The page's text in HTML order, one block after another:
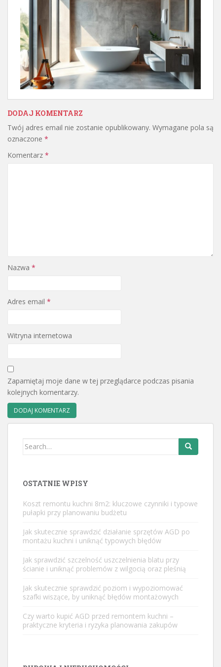
DODAJ KOMENTARZ
Twój adres email nie zostanie opublikowany. Wymagane pola są
oznaczone *
Komentarz *
Nazwa *
Adres email *
Witryna internetowa
Zapamiętaj moje dane w tej przeglądarce podczas pisania
kolejnych komentarzy.
Search
OSTATNIE WPISY
Koszt remontu kuchni 8m2: kluczowe czynniki i typowe
pułapki przy planowaniu budżetu
Jak skutecznie sprawdzić działanie sprzętów AGD po
montażu kuchni i uniknąć typowych błędów
Jak sprawdzić szczelność uszczelnienia blatu przy
ścianie i uniknąć problemów z wilgocią oraz pleśnią
Jak skutecznie sprawdzić poziom i wypoziomować
szafki wiszące, by uniknąć błędów montażowych
Czy warto kupić AGD przed remontem kuchni –
praktyczne kryteria i ryzyka planowania zakupów